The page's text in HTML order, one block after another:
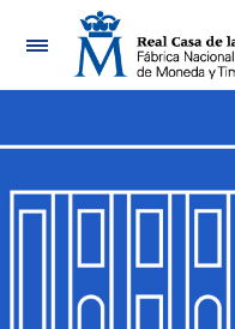
Mostrar/Ocultar
Mostrar/Ocultar